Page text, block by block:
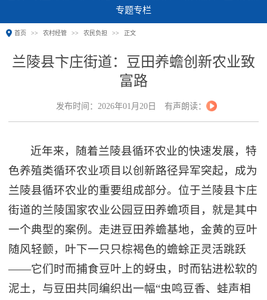
专题专栏
首页 农村经管 农民负担 正文
兰陵县卞庄街道：豆田养蟾创新农业致
富路
发布时间：2026年01月20日 有声朗读：
近年来，随着兰陵县循环农业的快速发展，特
色养殖类循环农业项目以创新路径异军突起，成为
兰陵县循环农业的重要组成部分。位于兰陵县卞庄
街道的兰陵国家农业公园豆田养蟾项目，就是其中
一个典型的案例。走进豆田养蟾基地，金黄的豆叶
随风轻颤，叶下一只只棕褐色的蟾蜍正灵活跳跃
——它们时而捕食豆叶上的蚜虫，时而钻进松软的
泥土，与豆田共同编织出一幅“虫鸣豆香、蛙声相